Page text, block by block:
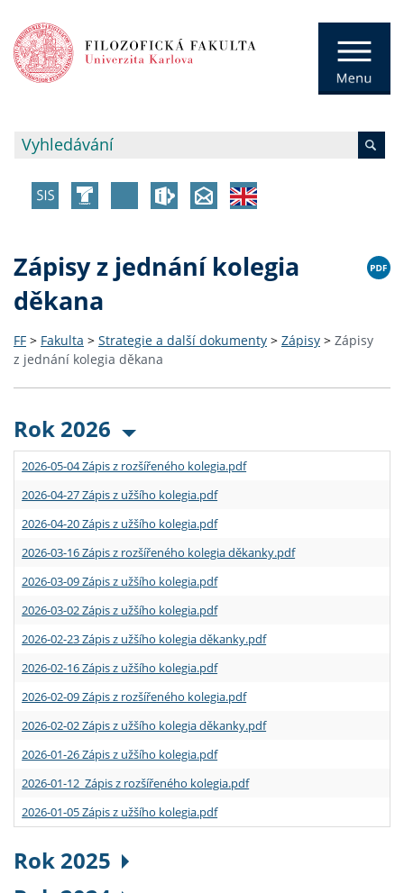
Zápisy z jednání kolegia
děkana
FF > Fakulta > Strategie a další dokumenty > Zápisy > Zápisy
z jednání kolegia děkana
Rok 2026
2026-05-04 Zápis z rozšířeného kolegia.pdf
2026-04-27 Zápis z užšího kolegia.pdf
2026-04-20 Zápis z užšího kolegia.pdf
2026-03-16 Zápis z rozšířeného kolegia děkanky.pdf
2026-03-09 Zápis z užšího kolegia.pdf
2026-03-02 Zápis z užšího kolegia.pdf
2026-02-23 Zápis z užšího kolegia děkanky.pdf
2026-02-16 Zápis z užšího kolegia.pdf
2026-02-09 Zápis z rozšířeného kolegia.pdf
2026-02-02 Zápis z užšího kolegia děkanky.pdf
2026-01-26 Zápis z užšího kolegia.pdf
2026-01-12 Zápis z rozšířeného kolegia.pdf
2026-01-05 Zápis z užšího kolegia.pdf
Rok 2025